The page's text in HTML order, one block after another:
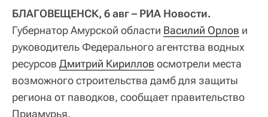
БЛАГОВЕЩЕНСК, 6 авг – РИА Новости.
Губернатор Амурской области Василий Орлов и
руководитель Федерального агентства водных
ресурсов Дмитрий Кириллов осмотрели места
возможного строительства дамб для защиты
региона от паводков, сообщает правительство
Приамурья.